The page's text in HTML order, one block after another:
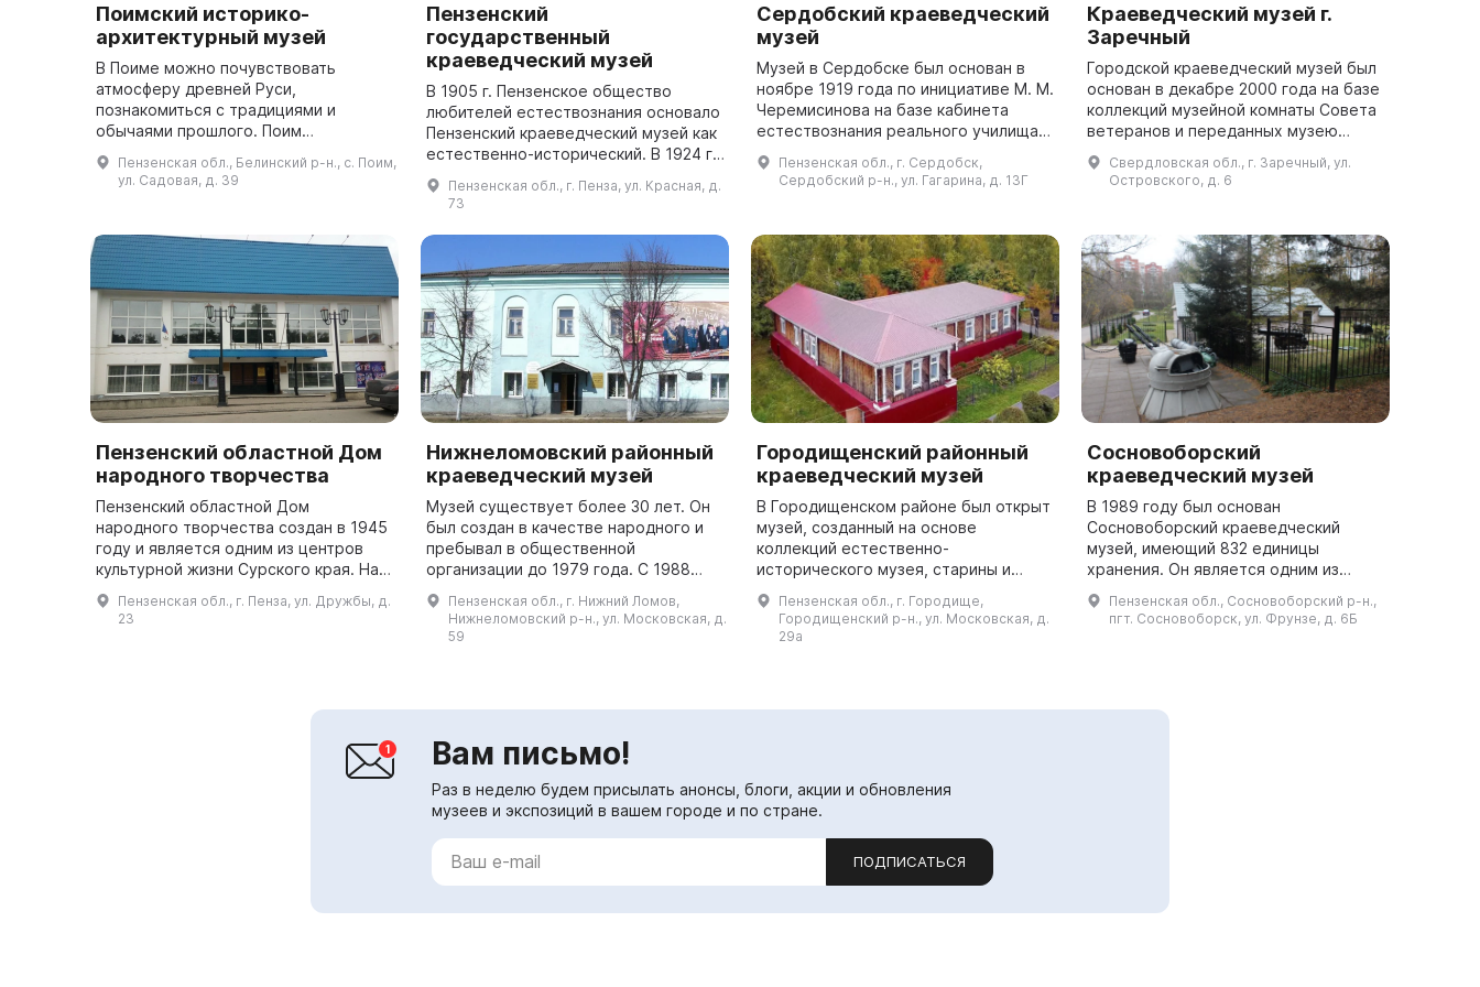
Поимский историко-
архитектурный музей
В Поиме можно почувствовать
атмосферу древней Руси,
познакомиться с традициями и
обычаями прошлого. Поим
очаровывает своим неповторимым
архитектурным обликом, который
увековечил индивидуальный стил...
Пензенская обл., Белинский р-н., с. Поим,
ул. Садовая, д. 39
Пензенский
государственный
краеведческий музей
В 1905 г. Пензенское общество
любителей естествознания основало
Пензенский краеведческий музей как
естественно-исторический. В 1924 г.
он был переименован и появились
отделы археологии, этнографии и и...
Пензенская обл., г. Пенза, ул. Красная, д.
73
Сердобский краеведческий
музей
Музей в Сердобске был основан в
ноябре 1919 года по инициативе М. М.
Черемисинова на базе кабинета
естествознания реального училища.
В начале в музее были
палеонтологические, зоологические
и ботаничес...
Пензенская обл., г. Сердобск,
Сердобский р-н., ул. Гагарина, д. 13Г
Краеведческий музей г.
Заречный
Городской краеведческий музей был
основан в декабре 2000 года на базе
коллекций музейной комнаты Совета
ветеранов и переданных музею
фондов Белоярской атомной
электростанции имени И. В.
Курчатова. В м...
Свердловская обл., г. Заречный, ул.
Островского, д. 6
Пензенский областной Дом
народного творчества
Пензенский областной Дом
народного творчества создан в 1945
году и является одним из центров
культурной жизни Сурского края. Наш
коллектив предан своему делу и
направлен на то, чтобы доставить
Пензенская обл., г. Пенза, ул. Дружбы, д.
23
Нижнеломовский районный
краеведческий музей
Музей существует более 30 лет. Он
был создан в качестве народного и
пребывал в общественной
организации до 1979 года. С 1988
года имеет статус государственного
музея. Здание, в котором он
находится, п...
Пензенская обл., г. Нижний Ломов,
Нижнеломовский р-н., ул. Московская, д.
59
Городищенский районный
краеведческий музей
В Городищенском районе был открыт
музей, созданный на основе
коллекций естественно-
исторического музея, старины и
личных коллекций местных жителей.
Он включает в себя два отдела:
археологии и истории ...
Пензенская обл., г. Городище,
Городищенский р-н., ул. Московская, д.
29а
Сосновоборский
краеведческий музей
В 1989 году был основан
Сосновоборский краеведческий
музей, имеющий 832 единицы
хранения. Он является одним из
самых ярких муниципальных музеев
области и имеет множество
подлинных памятников культуры,...
Пензенская обл., Сосновоборский р-н.,
пгт. Сосновоборск, ул. Фрунзе, д. 6Б
Вам письмо!
Раз в неделю будем присылать анонсы, блоги, акции и обновления
музеев и экспозиций в вашем городе и по стране.
ПОДПИСАТЬСЯ